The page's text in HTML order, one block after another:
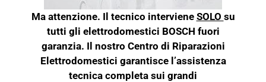
Ma attenzione. Il tecnico interviene SOLO su
tutti gli elettrodomestici BOSCH fuori
garanzia. Il nostro Centro di Riparazioni
Elettrodomestici garantisce l’assistenza
tecnica completa sui grandi